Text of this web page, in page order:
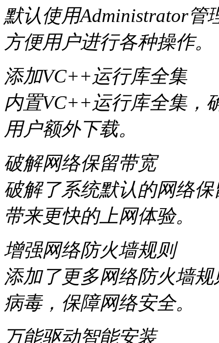
默认使用Administrator
方便用户进行各种操作。
添加VC++运行库全集
内置VC++运行库全集，
用户额外下载。
破解网络保留带宽
破解了系统默认的网络
带来更快的上网体验。
增强网络防火墙规则
添加了更多网络防火墙
病毒，保障网络安全。
万能驱动智能安装